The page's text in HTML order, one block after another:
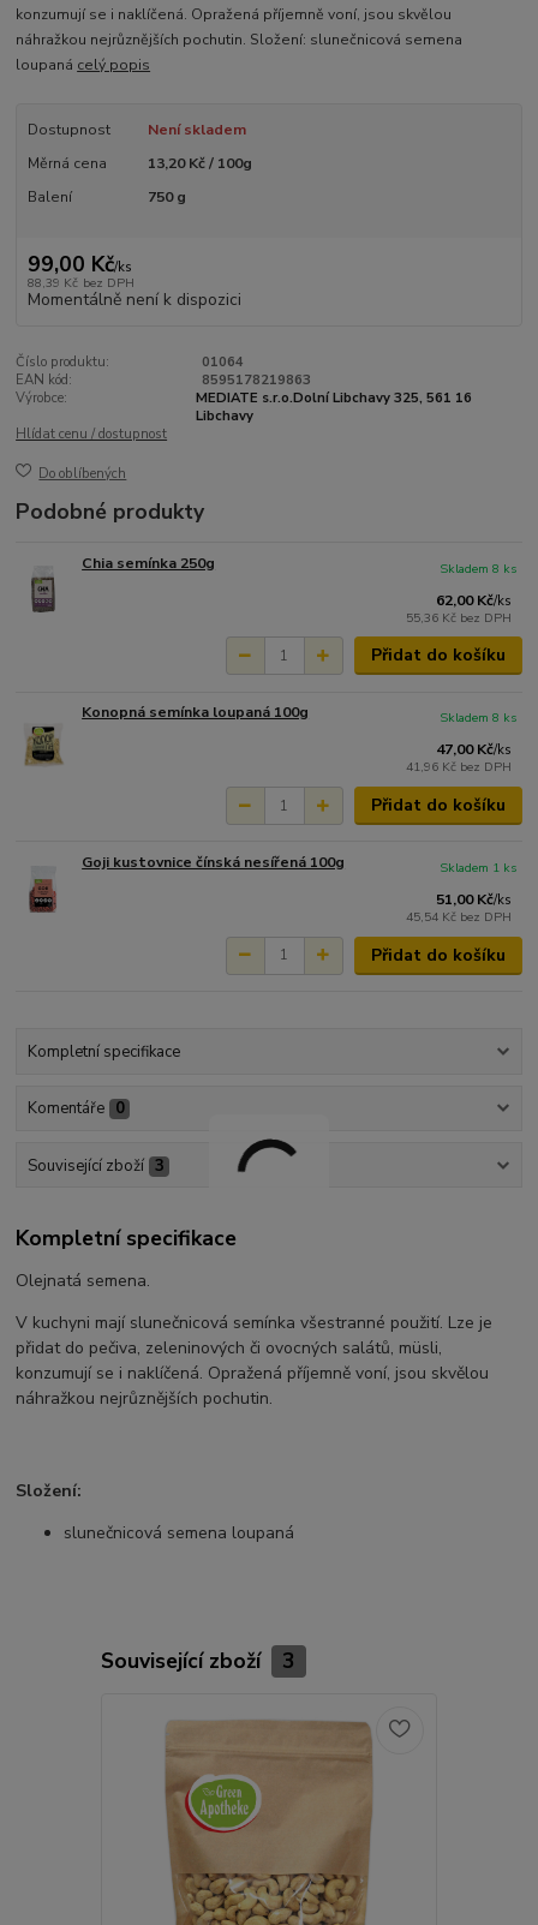
konzumují se i naklíčená. Opražená příjemně voní, jsou skvělou
náhražkou nejrůznějších pochutin. Složení: slunečnicová semena
loupaná celý popis
Dostupnost
Není skladem
Měrná cena
13,20 Kč / 100g
Balení
750 g
99,00 Kč/ks
88,39 Kč bez DPH
Momentálně není k dispozici
Číslo produktu:
01064
EAN kód:
8595178219863
Výrobce:
MEDIATE s.r.o.Dolní Libchavy 325, 561 16
Libchavy
Hlídat cenu / dostupnost
Do oblíbených
Podobné produkty
Chia semínka 250g
62,00 Kč/ks
55,36 Kč bez DPH
Skladem 8 ks
Přidat do košíku
Konopná semínka loupaná 100g
47,00 Kč/ks
41,96 Kč bez DPH
Skladem 8 ks
Přidat do košíku
Goji kustovnice čínská nesířená 100g
51,00 Kč/ks
45,54 Kč bez DPH
Skladem 1 ks
Přidat do košíku
Kompletní specifikace
Komentáře 0
Související zboží 3
Kompletní specifikace
Olejnatá semena.
V kuchyni mají slunečnicová semínka všestranné použití. Lze je
přidat do pečiva, zeleninových či ovocných salátů, müsli,
konzumují se i naklíčená. Opražená příjemně voní, jsou skvělou
náhražkou nejrůznějších pochutin.
Složení:
slunečnicová semena loupaná
Související zboží 3